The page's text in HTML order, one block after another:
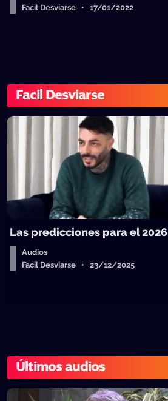
Facil Desviarse • 17/01/2022
Facil Desviarse
Las predicciones para el 2026
Audios
Facil Desviarse • 23/12/2025
Últimos audios